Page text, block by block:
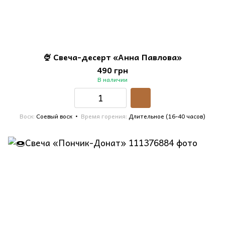
🍨 Свеча-десерт «Анна Павлова»
490 грн
В наличии
Воск Соевый воск Время горения Длительное (16-40 часов)